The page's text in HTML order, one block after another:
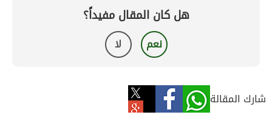
هل كان المقال مفيداً؟
نعم لا
شارك المقالة